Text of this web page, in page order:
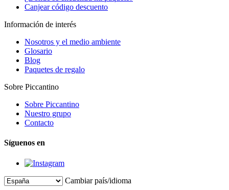
Canjear código descuento
Información de interés
Nosotros y el medio ambiente
Glosario
Blog
Paquetes de regalo
Sobre Piccantino
Sobre Piccantino
Nuestro grupo
Contacto
Síguenos en
Cambiar país/idioma